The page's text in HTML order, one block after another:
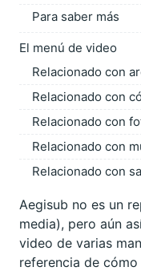
Para saber más
El menú de video
Relacionado con
Relacionado con
Relacionado con
Relacionado con
Relacionado con
Aegisub no es un
media), pero aún
video de varias
referencia de